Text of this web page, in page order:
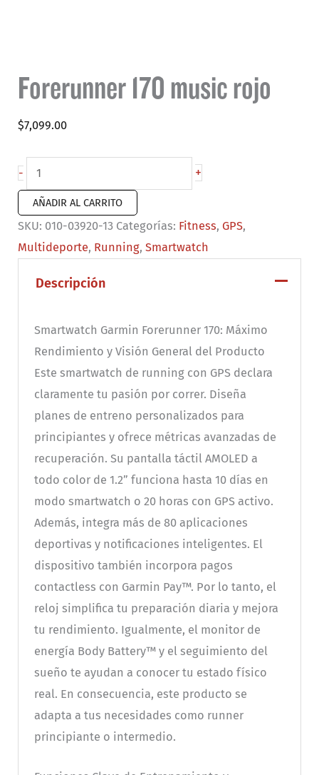
Forerunner 170 music rojo
$7,099.00
-
Forerunner
170
music
rojo
cantidad
+
AÑADIR AL CARRITO
SKU: 010-03920-13 Categorías: Fitness, GPS,
Multideporte, Running,Smartwatch
Descripción
Smartwatch Garmin Forerunner 170: Máximo
Rendimiento y Visión General del Producto
Este smartwatch de running con GPS declara
claramente tu pasión por correr. Diseña
planes de entreno personalizados para
principiantes y ofrece métricas avanzadas de
recuperación. Su pantalla táctil AMOLED a
todo color de 1.2” funciona hasta 10 días en
modo smartwatch o 20 horas con GPS activo.
Además, integra más de 80 aplicaciones
deportivas y notificaciones inteligentes. El
dispositivo también incorpora pagos
contactless con Garmin Pay™. Por lo tanto, el
reloj simplifica tu preparación diaria y mejora
tu rendimiento. Igualmente, el monitor de
energía Body Battery™ y el seguimiento del
sueño te ayudan a conocer tu estado físico
real. En consecuencia, este producto se
adapta a tus necesidades como runner
principiante o intermedio.